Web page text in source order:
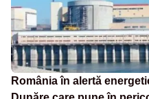
România în alertă